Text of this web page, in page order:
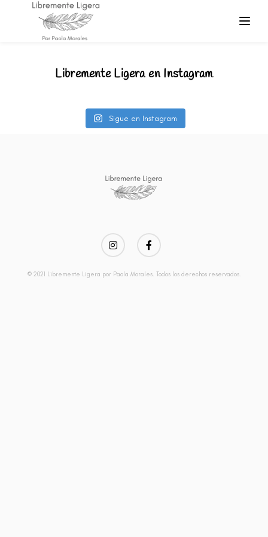
Libremente Ligera en Instagram
Sigue en Instagram
© 2021 Libremente Ligera por Paola Morales. Todos los derechos reservados.